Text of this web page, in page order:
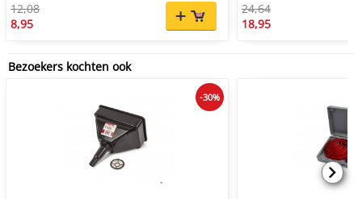
12,08
8,95
24,64
18,95
Bezoekers kochten ook
-30%